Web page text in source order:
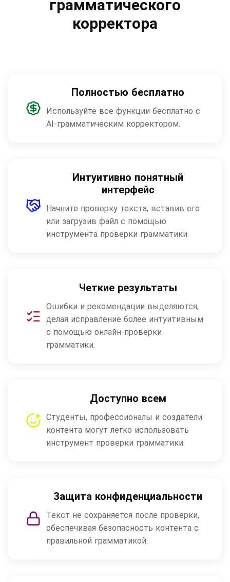
грамматического
корректора
Полностью бесплатно
Используйте все функции бесплатно с
AI-грамматическим корректором.
Интуитивно понятный
интерфейс
Начните проверку текста, вставив его
или загрузив файл с помощью
инструмента проверки грамматики.
Четкие результаты
Ошибки и рекомендации выделяются,
делая исправление более интуитивным
с помощью онлайн-проверки
грамматики.
Доступно всем
Студенты, профессионалы и создатели
контента могут легко использовать
инструмент проверки грамматики.
Защита конфиденциальности
Текст не сохраняется после проверки,
обеспечивая безопасность контента с
правильной грамматикой.